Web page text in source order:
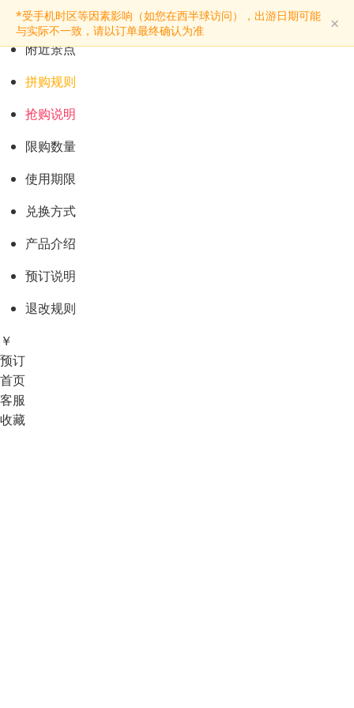
*受手机时区等因素影响（如您在西半球访问），出游日期可能
与实际不一致，请以订单最终确认为准
×
预订购票
景点介绍
附近景点
拼购规则
抢购说明
限购数量
使用期限
兑换方式
产品介绍
预订说明
退改规则
￥
预订
首页
客服
收藏